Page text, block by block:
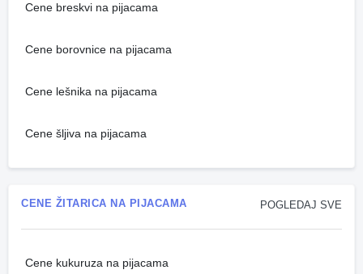
Cene breskvi na pijacama
Cene borovnice na pijacama
Cene lešnika na pijacama
Cene šljiva na pijacama
POGLEDAJ SVE
CENE ŽITARICA NA PIJACAMA
Cene kukuruza na pijacama